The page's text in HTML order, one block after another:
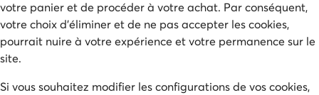
votre panier et de procéder à votre achat. Par conséquent,
votre choix d'éliminer et de ne pas accepter les cookies,
pourrait nuire à votre expérience et votre permanence sur le
site.
Si vous souhaitez modifier les configurations de vos cookies,